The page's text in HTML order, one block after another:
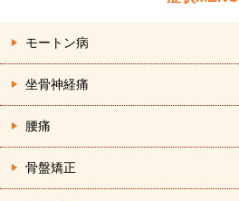
モートン病
坐骨神経痛
腰痛
骨盤矯正